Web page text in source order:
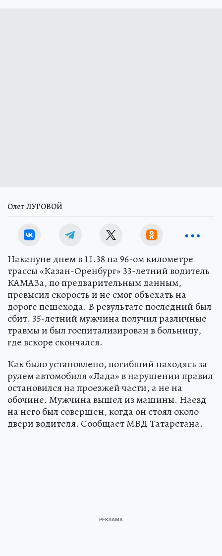
Олег ЛУГОВОЙ
Накануне днем в 11.38 на 96-ом километре
трассы «Казан-Оренбург» 33-летний водитель
КАМАЗа, по предварительным данным,
превысил скорость и не смог объехать на
дороге пешехода. В результате последний был
сбит. 35-летний мужчина получил различные
травмы и был госпитализирован в больницу,
где вскоре скончался.
Как было установлено, погибший находясь за
рулем автомобиля «Лада» в нарушении правил
остановился на проезжей части, а не на
обочине. Мужчина вышел из машины. Наезд
на него был совершен, когда он стоял около
двери водителя. Сообщает МВД Татарстана.